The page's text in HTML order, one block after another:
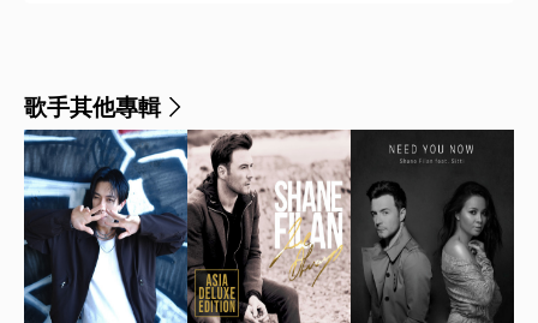
歌手其他專輯